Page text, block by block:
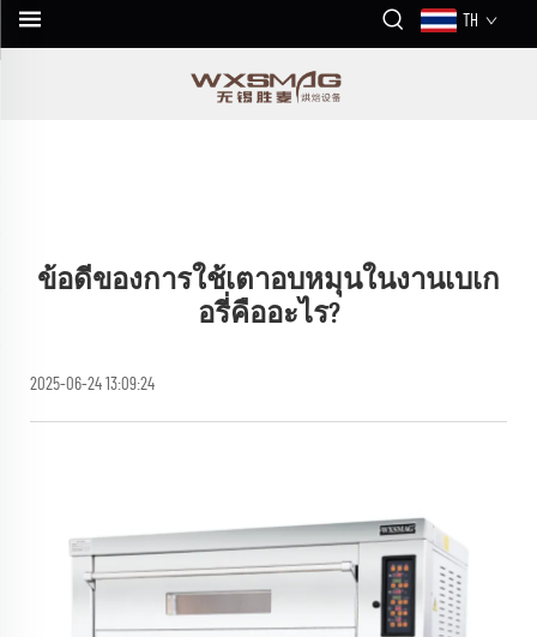
TH
ข้อดีของการใช้เตาอบหมุนในงานเบเก
อรี่คืออะไร?
2025-06-24 13:09:24